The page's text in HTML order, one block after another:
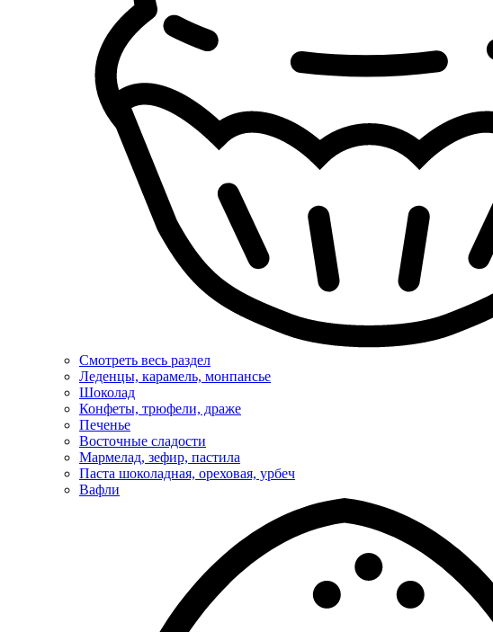
Смотреть весь раздел
Леденцы, карамель, монпансье
Шоколад
Конфеты, трюфели, драже
Печенье
Восточные сладости
Мармелад, зефир, пастила
Паста шоколадная, ореховая, урбеч
Вафли